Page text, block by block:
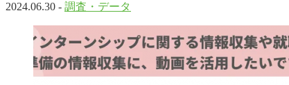
2024.06.30 - 調査・データ